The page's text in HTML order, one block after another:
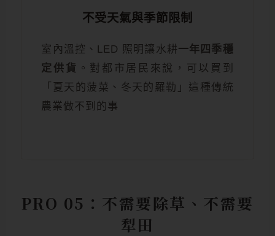
不受天氣與季節限制
室內溫控、LED 照明讓水耕一年四季穩
定供貨 。對都市居民來說，可以買到
「夏天的菠菜、冬天的羅勒」這種傳統
農業做不到的事
PRO 05：不需要除草、不需要
犁田